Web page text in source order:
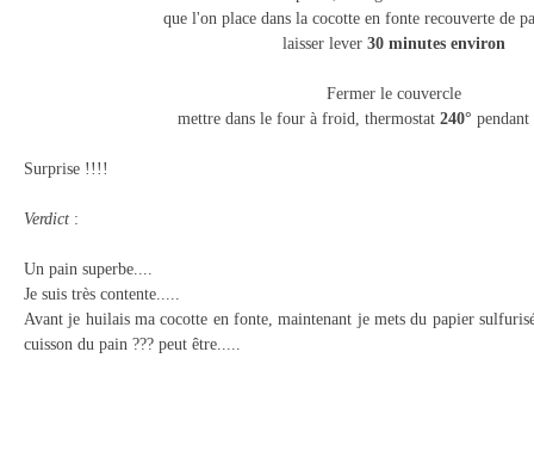
que l'on place dans la cocotte en fonte recouverte de
laisser lever 30 minutes environ
Fermer le couvercle
mettre dans le four à froid, thermostat 240° pendant
Surprise !!!!
Verdict :
Un pain superbe....
Je suis très contente.....
Avant je huilais ma cocotte en fonte, maintenant je mets du papier
cuisson du pain ??? peut être.....